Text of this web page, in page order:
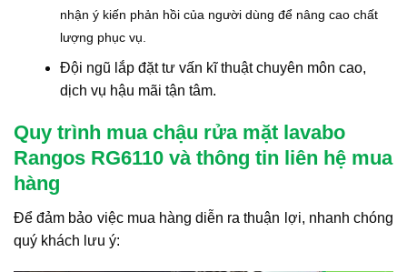
nhận ý kiến phản hồi của người dùng để nâng cao chất
lượng phục vụ.
Đội ngũ lắp đặt tư vấn kĩ thuật chuyên môn cao,
dịch vụ hậu mãi tận tâm.
Quy trình mua chậu rửa mặt lavabo
Rangos RG6110 và thông tin liên hệ mua
hàng
Để đảm bảo việc mua hàng diễn ra thuận lợi, nhanh chóng
quý khách lưu ý: